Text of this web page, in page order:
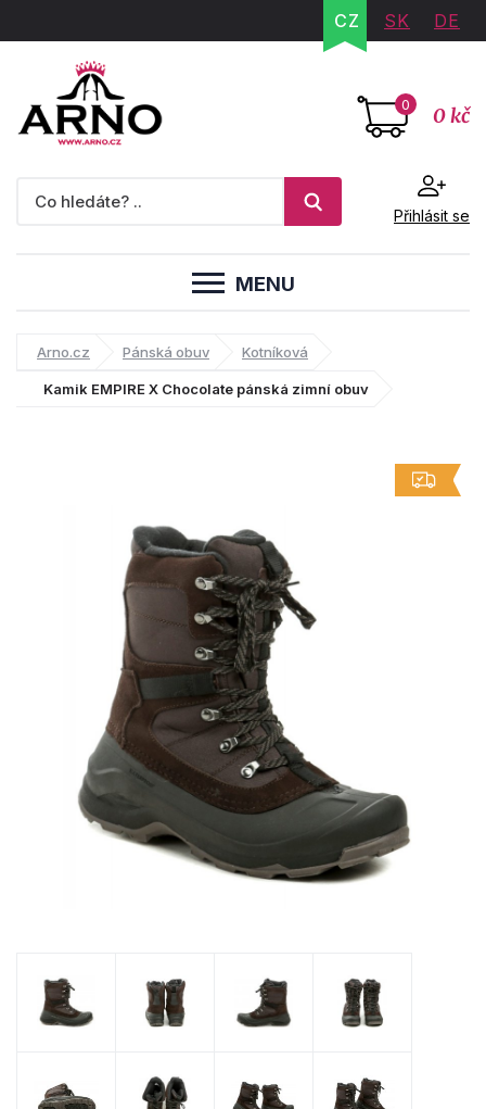
CZ SK DE
0 0 kč
Přihlásit se
MENU
Arno.cz Pánská obuv Kotníková
Kamik EMPIRE X Chocolate pánská zimní obuv